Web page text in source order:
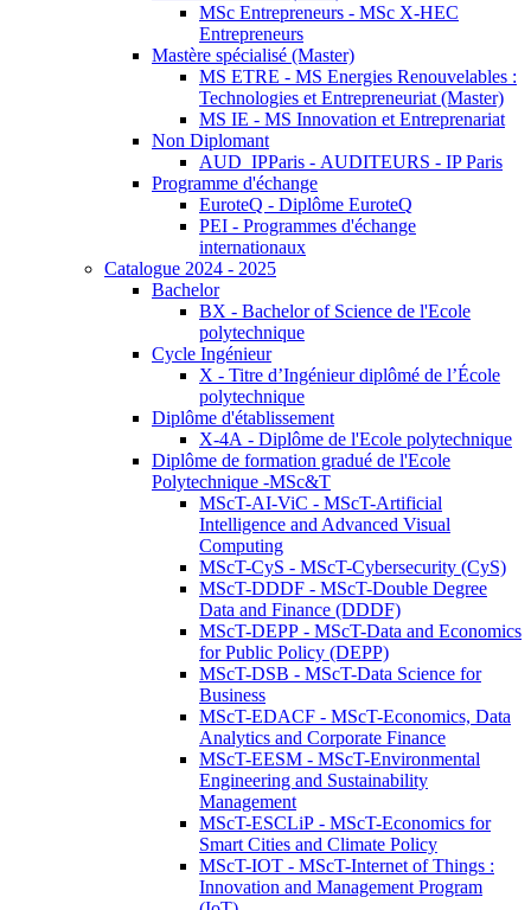
MSc Entrepreneurs - MSc X-HEC
Entrepreneurs
Mastère spécialisé (Master)
MS ETRE - MS Energies Renouvelables :
Technologies et Entrepreneuriat (Master)
MS IE - MS Innovation et Entreprenariat
Non Diplomant
AUD_IPParis - AUDITEURS - IP Paris
Programme d'échange
EuroteQ - Diplôme EuroteQ
PEI - Programmes d'échange
internationaux
Catalogue 2024 - 2025
Bachelor
BX - Bachelor of Science de l'Ecole
polytechnique
Cycle Ingénieur
X - Titre d’Ingénieur diplômé de l’École
polytechnique
Diplôme d'établissement
X-4A - Diplôme de l'Ecole polytechnique
Diplôme de formation gradué de l'Ecole
Polytechnique -MSc&T
MScT-AI-ViC - MScT-Artificial
Intelligence and Advanced Visual
Computing
MScT-CyS - MScT-Cybersecurity (CyS)
MScT-DDDF - MScT-Double Degree
Data and Finance (DDDF)
MScT-DEPP - MScT-Data and Economics
for Public Policy (DEPP)
MScT-DSB - MScT-Data Science for
Business
MScT-EDACF - MScT-Economics, Data
Analytics and Corporate Finance
MScT-EESM - MScT-Environmental
Engineering and Sustainability
Management
MScT-ESCLiP - MScT-Economics for
Smart Cities and Climate Policy
MScT-IOT - MScT-Internet of Things :
Innovation and Management Program